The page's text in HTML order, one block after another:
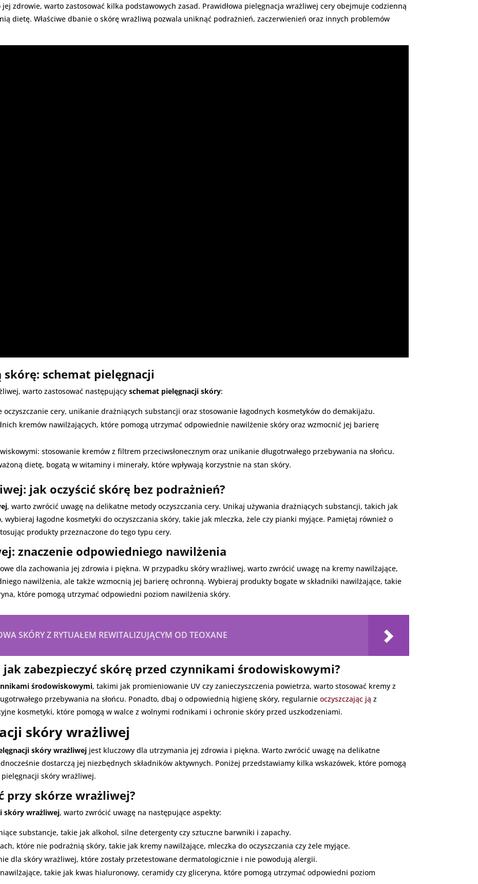
jej zdrowie, warto zastosować kilka podstawowych zasad. Prawidłowa pielęgnacja wrażliwej cery obejmuje codzienną
dietę. Właściwe dbanie o skórę wrażliwą pozwala uniknąć podrażnień, zaczerwienień oraz innych problemów
schemat pielęgnacji
warto zastosować następującyschemat pielęgnacji skóry:
cery, unikanie drażniących substancji oraz stosowanie łagodnych kosmetyków do demakijażu.
kremów nawilżających, które pomogą utrzymać odpowiednie nawilżenie skóry oraz wzmocnić jej barierę
stosowanie kremów z filtrem przeciwsłonecznym oraz unikanie długotrwałego przebywania na słońcu.
dietę, bogatą w witaminy i minerały, które wpływają korzystnie na stan skóry.
jak oczyścić skórę bez podrażnień?
, warto zwrócić uwagę na delikatne metody oczyszczania cery. Unikaj używania drażniących substancji, takich jak
łagodne kosmetyki do oczyszczania skóry, takie jak mleczka, żele czy pianki myjące. Pamiętaj również o
produkty przeznaczone do tego typu cery.
znaczenie odpowiedniego nawilżenia
dla zachowania jej zdrowia i piękna. W przypadku skóry wrażliwej, warto zwrócić uwagę na kremy nawilżające,
nawilżenia, ale także wzmocnią jej barierę ochronną. Wybieraj produkty bogate w składniki nawilżające, takie
które pomogą utrzymać odpowiedni poziom nawilżenia skóry.
SKÓRY Z RYTUAŁEM REWITALIZUJĄCYM OD TEOXANE
zabezpieczyć skórę przed czynnikami środowiskowymi?
środowiskowymi, takimi jak promieniowanie UV czy zanieczyszczenia powietrza, warto stosować kremy z
przebywania na słońcu. Ponadto, dbaj o odpowiednią higienę skóry, regularnieoczyszczając ją z
kosmetyki, które pomogą w walce z wolnymi rodnikami i ochronie skóry przed uszkodzeniami.
skóry wrażliwej
skóry wrażliwej jest kluczowy dla utrzymania jej zdrowia i piękna. Warto zwrócić uwagę na delikatne
dostarczą jej niezbędnych składników aktywnych. Poniżej przedstawiamy kilka wskazówek, które pomogą
skóry wrażliwej.
przy skórze wrażliwej?
skóry wrażliwej, warto zwrócić uwagę na następujące aspekty:
substancje, takie jak alkohol, silne detergenty czy sztuczne barwniki i zapachy.
które nie podrażnią skóry, takie jak kremy nawilżające, mleczka do oczyszczania czy żele myjące.
dla skóry wrażliwej, które zostały przetestowane dermatologicznie i nie powodują alergii.
takie jak kwas hialuronowy, ceramidy czy gliceryna, które pomogą utrzymać odpowiedni poziom